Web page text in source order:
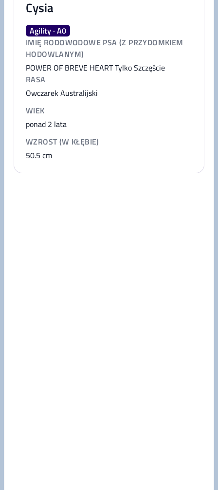
Cysia
Agility · A0
IMIĘ RODOWODOWE PSA (Z PRZYDOMKIEM
HODOWLANYM)
POWER OF BREVE HEART Tylko Szczęście
RASA
Owczarek Australijski
WIEK
ponad 2 lata
WZROST (W KŁĘBIE)
50.5 cm